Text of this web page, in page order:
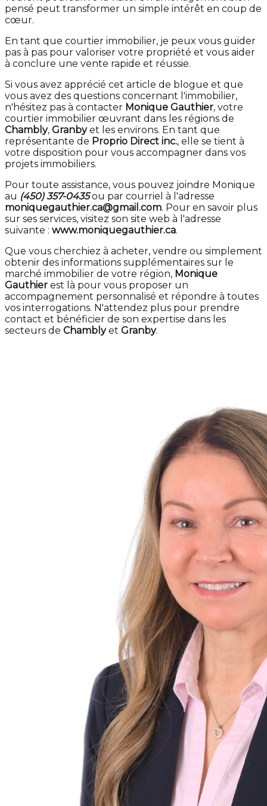
pensé peut transformer un simple intérêt en coup de
cœur.
En tant que courtier immobilier, je peux vous guider
pas à pas pour valoriser votre propriété et vous aider
à conclure une vente rapide et réussie.
Si vous avez apprécié cet article de blogue et que
vous avez des questions concernant l'immobilier,
n'hésitez pas à contacter Monique Gauthier, votre
courtier immobilier œuvrant dans les régions de
Chambly, Granbyet les environs. En tant que
représentante de Proprio Direct inc., elle se tient à
votre disposition pour vous accompagner dans vos
projets immobiliers.
Pour toute assistance, vous pouvez joindre Monique
au (450) 357-0435ou par courriel à l'adresse
moniquegauthier.ca@gmail.com. Pour en savoir plus
sur ses services, visitez son site web à l'adresse
suivante : www.moniquegauthier.ca.
Que vous cherchiez à acheter, vendre ou simplement
obtenir des informations supplémentaires sur le
marché immobilier de votre région, Monique
Gauthier est là pour vous proposer un
accompagnement personnalisé et répondre à toutes
vos interrogations. N'attendez plus pour prendre
contact et bénéficier de son expertise dans les
secteurs de Chamblyet Granby.